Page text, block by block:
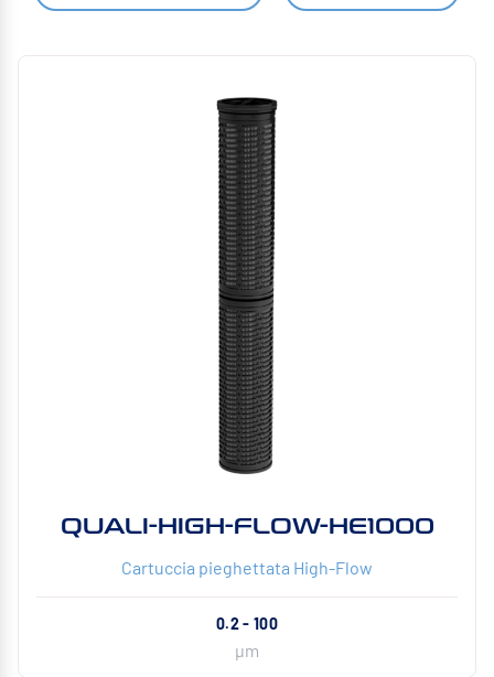
QUALI-HIGH-FLOW-HE1000
Cartuccia pieghettata High-Flow
0.2 - 100
µm